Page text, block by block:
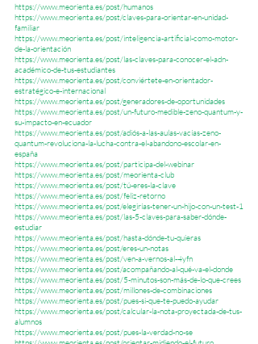
https://www.meorienta.es/post/humanos
https://www.meorienta.es/post/claves-para-orientar-en-unidad-
familiar
https://www.meorienta.es/post/inteligencia-artificial-como-motor-
de-la-orientación
https://www.meorienta.es/post/las-claves-para-conocer-el-adn-
académico-de-tus-estudiantes
https://www.meorienta.es/post/conviértete-en-orientador-
estratégico-e-internacional
https://www.meorienta.es/post/generadores-de-oportunidades
https://www.meorienta.es/post/un-futuro-medible-zeno-quantum-y-
su-impacto-en-ecuador
https://www.meorienta.es/post/adiós-a-las-aulas-vacías-zeno-
quantum-revoluciona-la-lucha-contra-el-abandono-escolar-en-
españa
https://www.meorienta.es/post/participa-del-webinar
https://www.meorienta.es/post/meorienta-club
https://www.meorienta.es/post/tú-eres-la-clave
https://www.meorienta.es/post/feliz-retorno
https://www.meorienta.es/post/elegirías-tener-un-hijo-con-un-test-1
https://www.meorienta.es/post/las-5-claves-para-saber-dónde-
estudiar
https://www.meorienta.es/post/hasta-dónde-tu-quieras
https://www.meorienta.es/post/eres-un-notas
https://www.meorienta.es/post/ven-a-vernos-al-4yfn
https://www.meorienta.es/post/acompañando-al-qué-va-el-donde
https://www.meorienta.es/post/5-minutos-son-más-de-lo-que-crees
https://www.meorienta.es/post/millones-de-combinaciones
https://www.meorienta.es/post/pues-si-que-te-puedo-ayudar
https://www.meorienta.es/post/calcular-la-nota-proyectada-de-tus-
alumnos
https://www.meorienta.es/post/pues-la-verdad-no-se